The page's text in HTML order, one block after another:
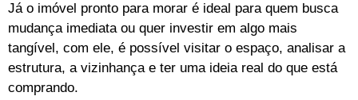
Já o imóvel pronto para morar é ideal para quem busca
mudança imediata ou quer investir em algo mais
tangível, com ele, é possível visitar o espaço, analisar a
estrutura, a vizinhança e ter uma ideia real do que está
comprando.